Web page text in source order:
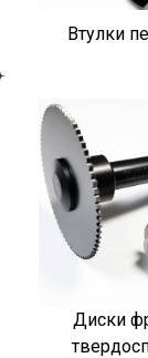
Втулки
Диски